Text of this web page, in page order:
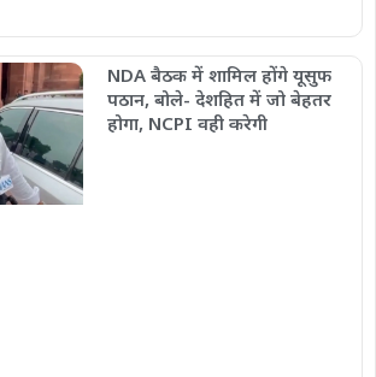
NDA बैठक में शामिल होंगे यूसुफ
पठान, बोले- देशहित में जो बेहतर
होगा, NCPI वही करेगी